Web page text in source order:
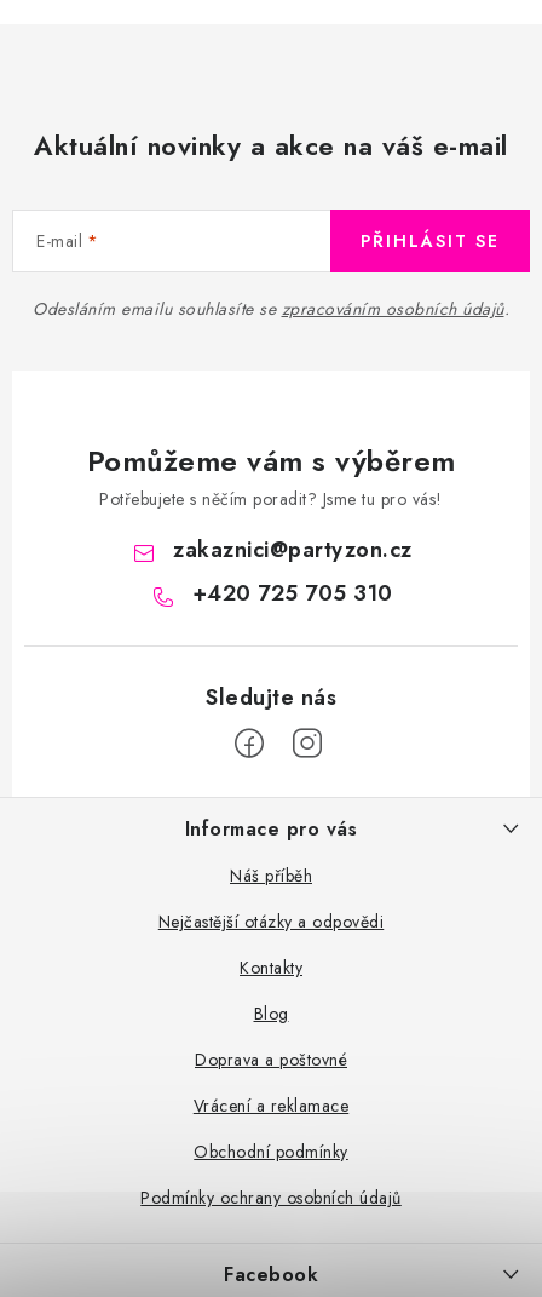
Aktuální novinky a akce na váš e-mail
E-mail
Odesláním emailu souhlasíte se zpracováním osobních údajů.
PŘIHLÁSIT SE
Pomůžeme vám s výběrem
Potřebujete s něčím poradit? Jsme tu pro vás!
zakaznici@partyzon.cz
+420 725 705 310
Z
Informace pro vás
Náš příběh
Nejčastější otázky a odpovědi
Kontakty
Blog
Doprava a poštovné
Vrácení a reklamace
Obchodní podmínky
Podmínky ochrany osobních údajů
Facebook